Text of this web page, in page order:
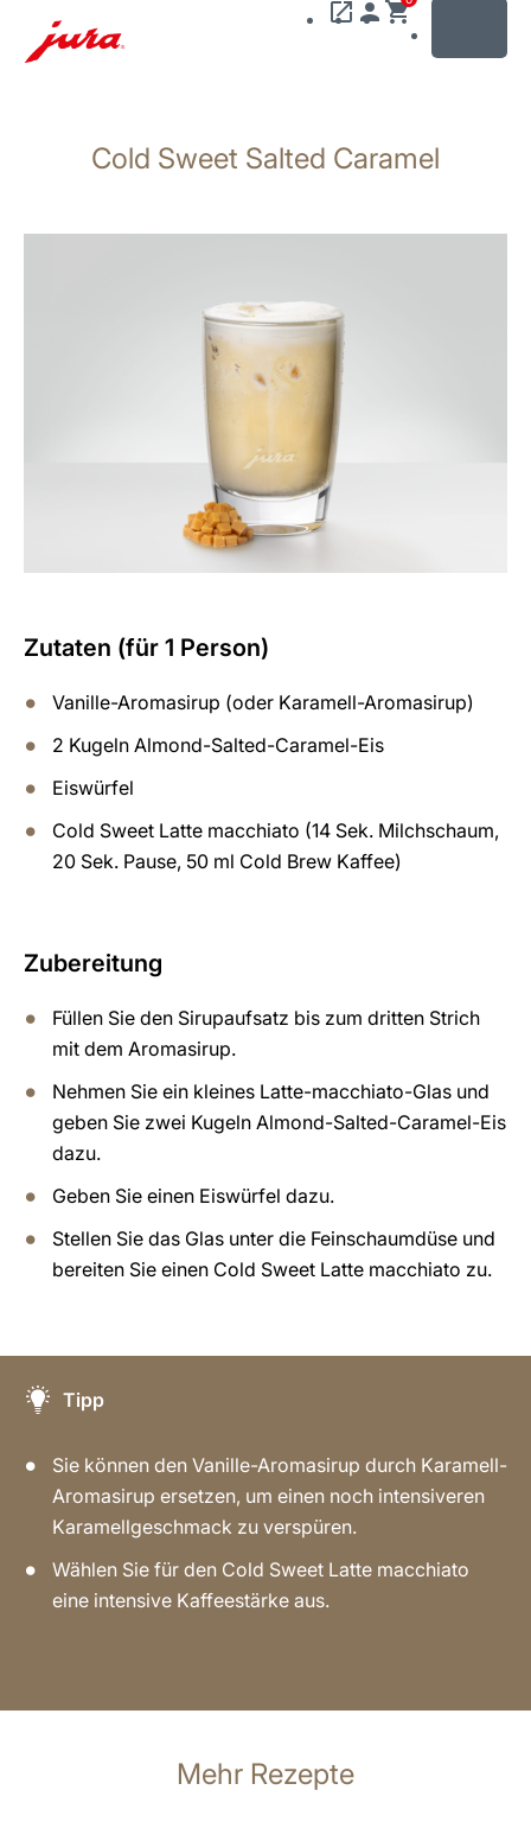
wechseln
Cold Sweet Salted Caramel
Zutaten (für 1 Person)
Vanille-Aromasirup (oder Karamell-Aromasirup)
2 Kugeln Almond-Salted-Caramel-Eis
Eiswürfel
Cold Sweet Latte macchiato (14 Sek. Milchschaum,
20 Sek. Pause, 50 ml Cold Brew Kaffee)
Zubereitung
Füllen Sie den Sirupaufsatz bis zum dritten Strich
mit dem Aromasirup.
Nehmen Sie ein kleines Latte-macchiato-Glas und
geben Sie zwei Kugeln Almond-Salted-Caramel-Eis
dazu.
Geben Sie einen Eiswürfel dazu.
Stellen Sie das Glas unter die Feinschaumdüse und
bereiten Sie einen Cold Sweet Latte macchiato zu.
Tipp
Sie können den Vanille-Aromasirup durch Karamell-
Aromasirup ersetzen, um einen noch intensiveren
Karamellgeschmack zu verspüren.
Wählen Sie für den Cold Sweet Latte macchiato
eine intensive Kaffeestärke aus.
Mehr Rezepte